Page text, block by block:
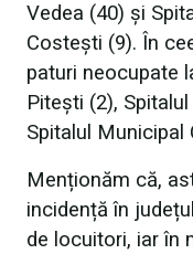
Vedea (40) și
Costești (9). În
paturi neocupate
Pitești (2),
Spitalul Municipal
Menționăm că,
incidență în
de locuitori, iar în